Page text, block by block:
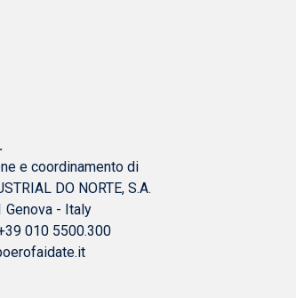
e coordinamento di
DO NORTE, S.A.
Genova - Italy
010 5500.300